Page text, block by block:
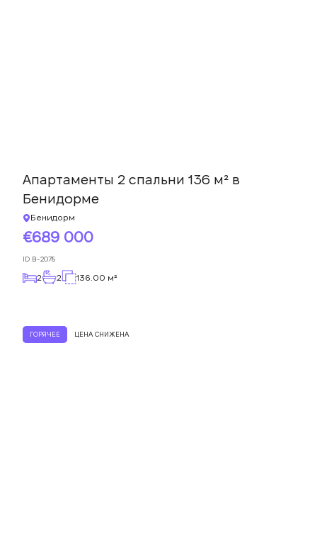
Апартаменты 2 спальни 136 м² в
Бенидорме
Бенидорм
689 000
ID B-2078
2 2 136.00 м²
ГОРЯЧЕЕ ЦЕНА СНИЖЕНА